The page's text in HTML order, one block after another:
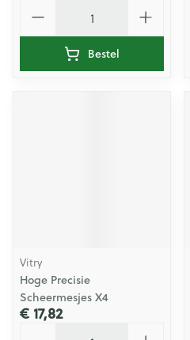
Bestel
Vitry
Hoge Precisie
Scheermesjes X4
€ 17,82